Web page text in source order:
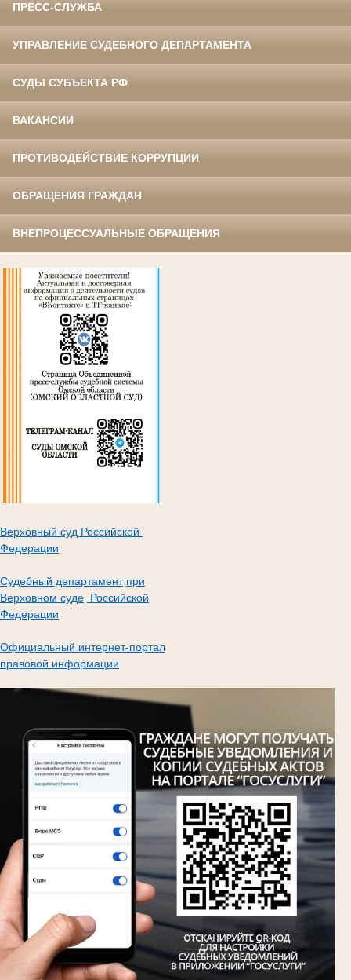
ПРЕСС-СЛУЖБА
УПРАВЛЕНИЕ СУДЕБНОГО ДЕПАРТАМЕНТА
СУДЫ СУБЪЕКТА РФ
ВАКАНСИИ
ПРОТИВОДЕЙСТВИЕ КОРРУПЦИИ
ОБРАЩЕНИЯ ГРАЖДАН
ВНЕПРОЦЕССУАЛЬНЫЕ ОБРАЩЕНИЯ
Верховный суд Российской
Федерации
Судебный департамент при
Верховном суде Российской
Федерации
Официальный интернет-портал
правовой информации